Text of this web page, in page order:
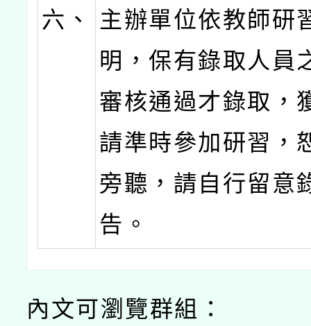
六、
主辦單位依教師研
明，保有錄取人員
審核通過才錄取，
請準時參加研習，
旁聽，請自行留意
告。
內文可瀏覽群組：